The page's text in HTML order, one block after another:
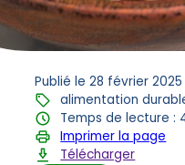
Publié le 28 février 2025
alimentation
Temps de lecture :
Imprimer la page
Télécharger